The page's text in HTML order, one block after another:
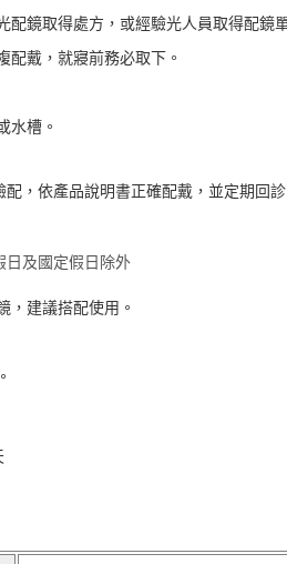
配鏡取得處方，或經驗光人員取得配鏡
配戴，就寢前務必取下。
水槽。
，依產品說明書正確配戴，並定期回診
日及國定假日除外
，建議搭配使用。